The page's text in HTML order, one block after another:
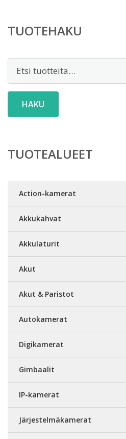
TUOTEHAKU
Etsi:
HAKU
TUOTEALUEET
Action-kamerat
Akkukahvat
Akkulaturit
Akut
Akut & Paristot
Autokamerat
Digikamerat
Gimbaalit
IP-kamerat
Järjestelmäkamerat